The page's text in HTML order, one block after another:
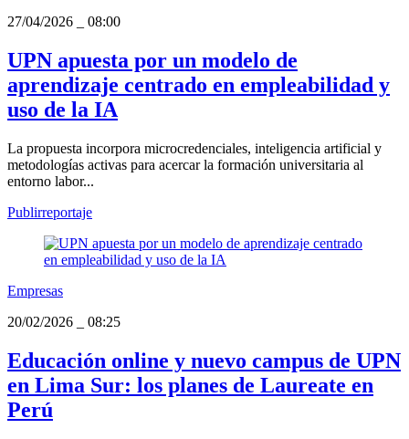
27/04/2026
08:00
UPN apuesta por un modelo de
aprendizaje centrado en empleabilidad y
uso de la IA
La propuesta incorpora microcredenciales, inteligencia artificial y
metodologías activas para acercar la formación universitaria al
entorno labor...
Publirreportaje
Empresas
20/02/2026
08:25
Educación online y nuevo campus de UPN
en Lima Sur: los planes de Laureate en
Perú